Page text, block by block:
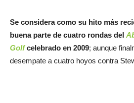
Se considera como su hito más
buena parte de cuatro rondas del
Golfcelebrado en 2009; aunque
desempate a cuatro hoyos contra